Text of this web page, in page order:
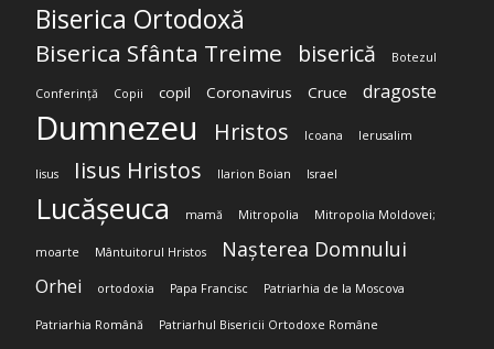
Biserica Ortodoxă
Biserica Sfânta Treime biserică Botezul
Conferință Copii copil Coronavirus Cruce dragoste
Dumnezeu Hristos Icoana Ierusalim
Iisus Iisus Hristos Ilarion Boian Israel
Lucășeuca mamă Mitropolia Mitropolia Moldovei;
moarte Mântuitorul Hristos Nașterea Domnului
Orhei ortodoxia Papa Francisc Patriarhia de la Moscova
Patriarhia Română Patriarhul Bisericii Ortodoxe Române